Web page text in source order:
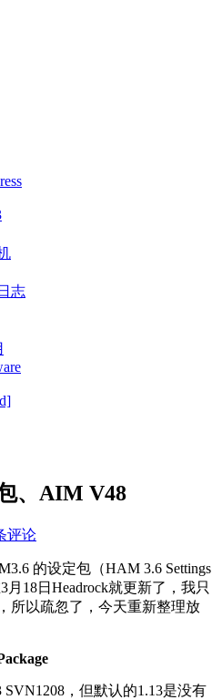
志
、AIM V48
评论
的设定包（HAM 3.6 Settings
月18日Headrock就更新了，我只
所以疏忽了，今天重新整理放
，但默认的1.13是没有